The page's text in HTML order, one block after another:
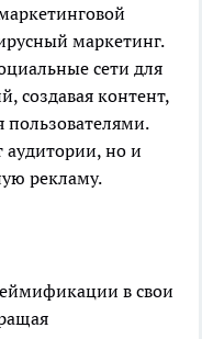
маркетинг.
сети для
создавая контент,
пользователями.
аудитории, но и
рекламу.
в свои